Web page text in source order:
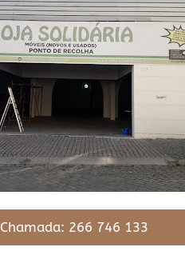
Chamada: 266 746 133